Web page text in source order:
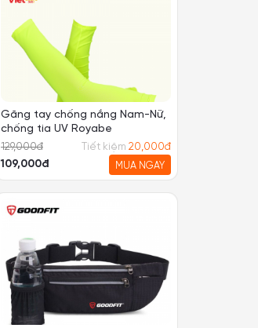
Găng tay chống nắng Nam-Nữ,
chống tia UV Royabe
129,000đ Tiết kiệm 20,000đ
109,000đ MUA NGAY